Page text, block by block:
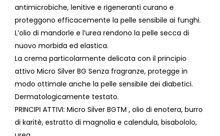
antimicrobiche, lenitive e rigeneranti curano e
proteggono efficacemente la pelle sensibile ai funghi.
L’olio di mandorle e l’urea rendono la pelle secca di
nuovo morbida ed elastica.
La crema particolarmente delicata con il principio
attivo Micro Silver BG Senza fragranze, protegge in
modo ottimale anche la pelle sensibile dei diabetici.
Dermatologicamente testato.
PRINCIPI ATTIVI: Micro Silver BGTM , olio di enotera, burro
di karitè, estratto di magnolia e calendula, bisabololo,